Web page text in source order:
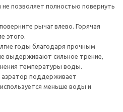
позволяет полностью повернуть
рычаг влево. Горячая
этого.
годы благодаря прочным
выдерживают сильное трение,
температуры воды.
аэратор поддерживает
меньше воды и